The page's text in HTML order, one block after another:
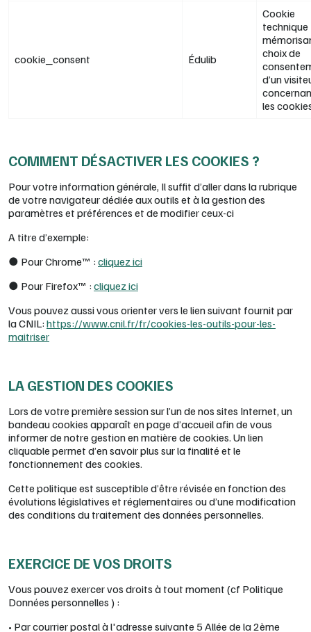
cookie_consent Édulib
Cookie
technique
choix de
d’un
les
COMMENT DÉSACTIVER LES COOKIES ?
Pour votre information générale, Il suffit d’aller dans la rubrique
de votre navigateur dédiée aux outils et à la gestion des
paramètres et préférences et de modifier ceux-ci
A titre d’exemple:
● Pour Chrome™ : cliquez ici
● Pour Firefox™ : cliquez ici
Vous pouvez aussi vous orienter vers le lien suivant fournit par
la CNIL: https://www.cnil.fr/fr/cookies-les-outils-pour-les-
maitriser
LA GESTION DES COOKIES
Lors de votre première session sur l’un de nos sites Internet, un
bandeau cookies apparaît en page d’accueil afin de vous
informer de notre gestion en matière de cookies. Un lien
cliquable permet d’en savoir plus sur la finalité et le
fonctionnement des cookies.
Cette politique est susceptible d’être révisée en fonction des
évolutions législatives et réglementaires ou d’une modification
des conditions du traitement des données personnelles.
EXERCICE DE VOS DROITS
Vous pouvez exercer vos droits à tout moment (cf Politique
Données personnelles ) :
• Par courrier postal à l'adresse suivante 5 Allée de la 2ème